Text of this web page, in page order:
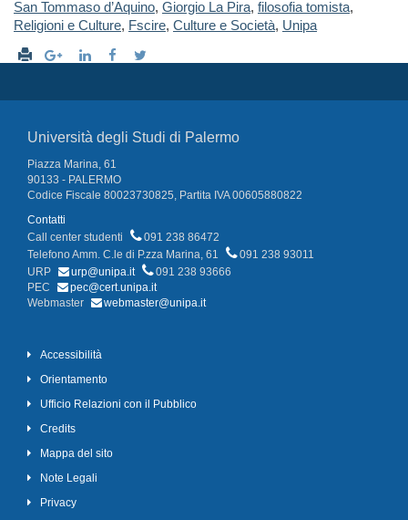
San Tommaso d’Aquino, Giorgio La Pira, filosofia tomista,
Religioni e Culture, Fscire, Culture e Società, Unipa
Università degli Studi di Palermo
Piazza Marina, 61
90133 - PALERMO
Codice Fiscale 80023730825, Partita IVA 00605880822
Contatti
Call center studenti
091 238 86472
Telefono Amm. C.le di P.zza Marina, 61
091 238 93011
URP
urp@unipa.it
091 238 93666
PEC
pec@cert.unipa.it
Webmaster
webmaster@unipa.it
Accessibilità
Orientamento
Ufficio Relazioni con il Pubblico
Credits
Mappa del sito
Note Legali
Privacy